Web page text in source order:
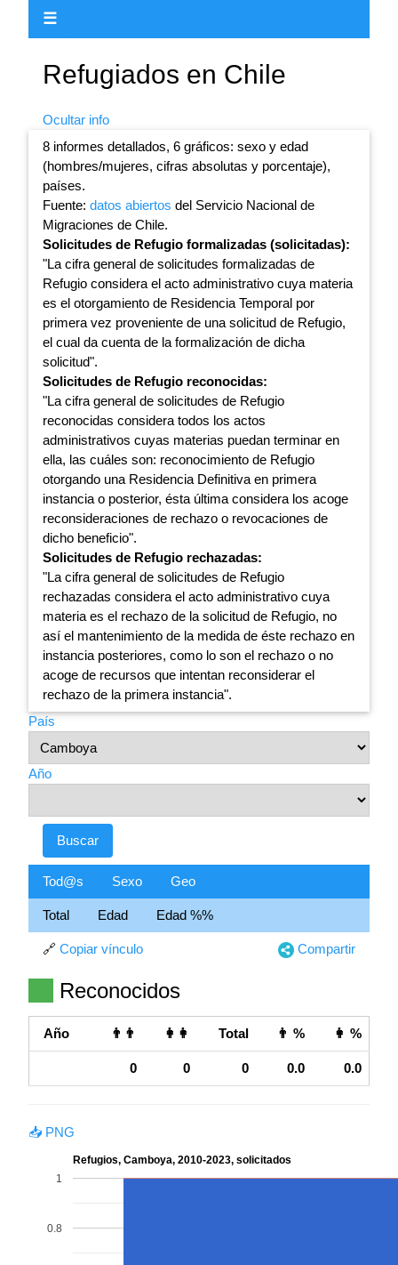
☰
Refugiados en Chile
Ocultar info
8 informes detallados, 6 gráficos: sexo y edad
(hombres/mujeres, cifras absolutas y porcentaje),
países.
Fuente: datos abiertos del Servicio Nacional de
Migraciones de Chile.
Solicitudes de Refugio formalizadas (solicitadas):
"La cifra general de solicitudes formalizadas de
Refugio considera el acto administrativo cuya materia
es el otorgamiento de Residencia Temporal por
primera vez proveniente de una solicitud de Refugio,
el cual da cuenta de la formalización de dicha
solicitud".
Solicitudes de Refugio reconocidas:
"La cifra general de solicitudes de Refugio
reconocidas considera todos los actos
administrativos cuyas materias puedan terminar en
ella, las cuáles son: reconocimiento de Refugio
otorgando una Residencia Definitiva en primera
instancia o posterior, ésta última considera los acoge
reconsideraciones de rechazo o revocaciones de
dicho beneficio".
Solicitudes de Refugio rechazadas:
"La cifra general de solicitudes de Refugio
rechazadas considera el acto administrativo cuya
materia es el rechazo de la solicitud de Refugio, no
así el mantenimiento de la medida de éste rechazo en
instancia posteriores, como lo son el rechazo o no
acoge de recursos que intentan reconsiderar el
rechazo de la primera instancia".
País
Año
Tod@s Sexo Geo
Total Edad Edad %%
🔗 Copiar vínculo Compartir
Reconocidos
Año 👨👨 👩👩 Total 👨 % 👩 %
0 0 0 0.0 0.0
📥 PNG
Refugios, Camboya, 2010-2023, solicitados
0.8
1